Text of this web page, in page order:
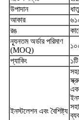
উপাদান
ধাতু
আকার
রঙ
ন্যূনতম অর্ডার পরিমাণ
(MOQ)
প্যাকিং
ইনস্টলেশন এবং বৈশিষ্ট্য
এক